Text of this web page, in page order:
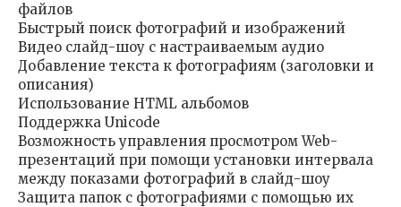
файлов
Быстрый поиск фотографий и изображений
Видео слайд-шоу с настраиваемым аудио
Добавление текста к фотографиям (заголовки и
описания)
Использование HTML альбомов
Поддержка Unicode
Возможность управления просмотром Web-
презентаций при помощи установки интервала
между показами фотографий в слайд-шоу
Защита папок с фотографиями с помощью их